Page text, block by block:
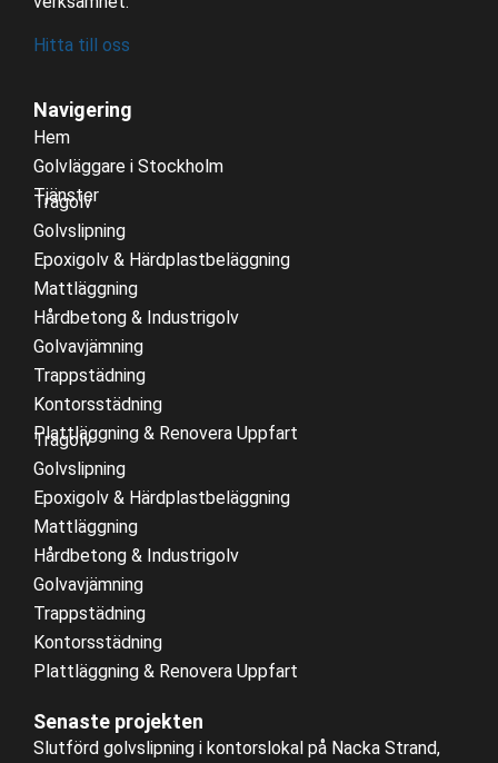
Hitta till oss
Navigering
Hem
Golvläggare i Stockholm
Tjänster
Trägolv
Golvslipning
Epoxigolv & Härdplastbeläggning
Mattläggning
Hårdbetong & Industrigolv
Golvavjämning
Trappstädning
Kontorsstädning
Plattläggning & Renovera Uppfart
Trägolv
Golvslipning
Epoxigolv & Härdplastbeläggning
Mattläggning
Hårdbetong & Industrigolv
Golvavjämning
Trappstädning
Kontorsstädning
Plattläggning & Renovera Uppfart
Senaste projekten
Slutförd golvslipning i kontorslokal på Nacka Strand,